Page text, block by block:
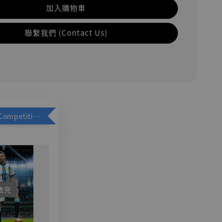
加入購物車
聯繫我們 (Contact Us)
加購優惠【Competitive Toys 梅西 [CM001]】
完